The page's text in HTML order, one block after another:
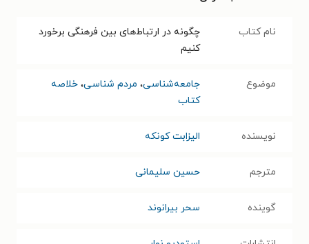
نام کتاب
چگونه در ارتباط‌های بین‌ فرهنگی برخورد
کنیم
موضوع جامعه‌شناسی، مردم شناسی، خلاصه
کتاب
نویسنده الیزابت کونکه
مترجم حسین سلیمانی
گوینده سحر بیرانوند